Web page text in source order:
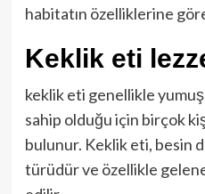
habitatın özelliklerine
Keklik eti
keklik eti genellikle
sahip olduğu için birçok
bulunur. Keklik eti, besin
türüdür ve özellikle